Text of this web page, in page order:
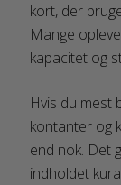
kort, der
Mange
kapacitet og
Hvis du mest
kontanter og
end nok. Det
indholdet